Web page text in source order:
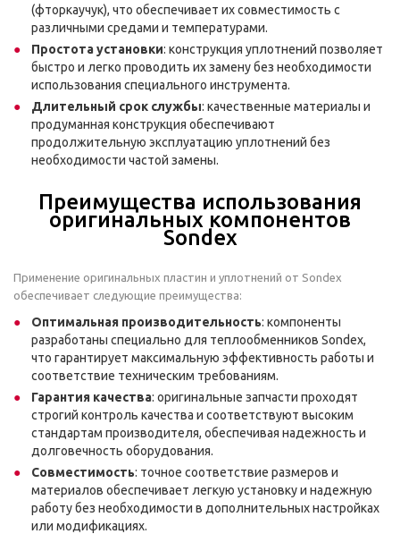
(фторкаучук), что обеспечивает их совместимость с
различными средами и температурами.
Простота установки: конструкция уплотнений позволяет
быстро и легко проводить их замену без необходимости
использования специального инструмента.
Длительный срок службы: качественные материалы и
продуманная конструкция обеспечивают
продолжительную эксплуатацию уплотнений без
необходимости частой замены.
Преимущества использования
оригинальных компонентов
Sondex
Применение оригинальных пластин и уплотнений от Sondex
обеспечивает следующие преимущества:
Оптимальная производительность: компоненты
разработаны специально для теплообменников Sondex,
что гарантирует максимальную эффективность работы и
соответствие техническим требованиям.
Гарантия качества: оригинальные запчасти проходят
строгий контроль качества и соответствуют высоким
стандартам производителя, обеспечивая надежность и
долговечность оборудования.
Совместимость: точное соответствие размеров и
материалов обеспечивает легкую установку и надежную
работу без необходимости в дополнительных настройках
или модификациях.